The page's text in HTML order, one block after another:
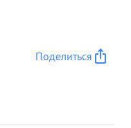
Поделиться